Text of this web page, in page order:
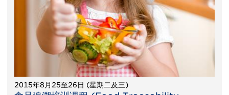
2015年8月25至26日 (星期二及三)